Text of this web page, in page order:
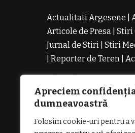
Apreciem
dumneavoastră
Folosim cookie-uri pentru a
Actualitati Argesene
Articole de Presa
Stiri
Jurnal de Stiri
Stiri
Reporter de Teren
NoiRochii de Revelion
de Cununie
Magazin
Comanda Rochii de